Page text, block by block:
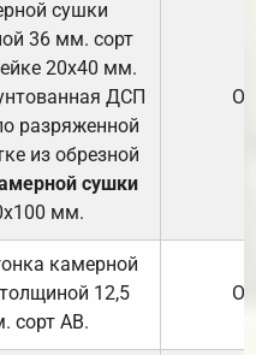
сушки
36 мм. сорт
20х40 мм.
ДСП
разряженной
из обрезной
сушки
мм.
камерной
12,5
сорт АВ.